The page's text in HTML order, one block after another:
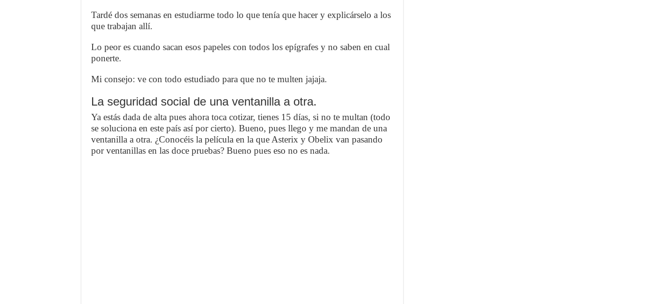
Tardé dos semanas en estudiarme todo lo que tenía que hacer y explicárselo a los
que trabajan allí.
Lo peor es cuando sacan esos papeles con todos los epígrafes y no saben en cual
ponerte.
Mi consejo: ve con todo estudiado para que no te multen jajaja.
La seguridad social de una ventanilla a otra.
Ya estás dada de alta pues ahora toca cotizar, tienes 15 días, si no te multan (todo
se soluciona en este país así por cierto). Bueno, pues llego y me mandan de una
ventanilla a otra. ¿Conocéis la película en la que Asterix y Obelix van pasando
por ventanillas en las doce pruebas? Bueno pues eso no es nada.